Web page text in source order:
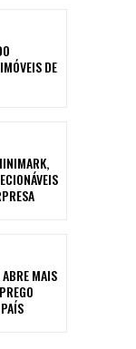
DE
MAIS